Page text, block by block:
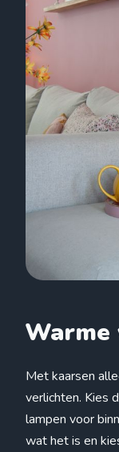
Met kaarsen
verlichten. Kies
lampen voor
wat het is en